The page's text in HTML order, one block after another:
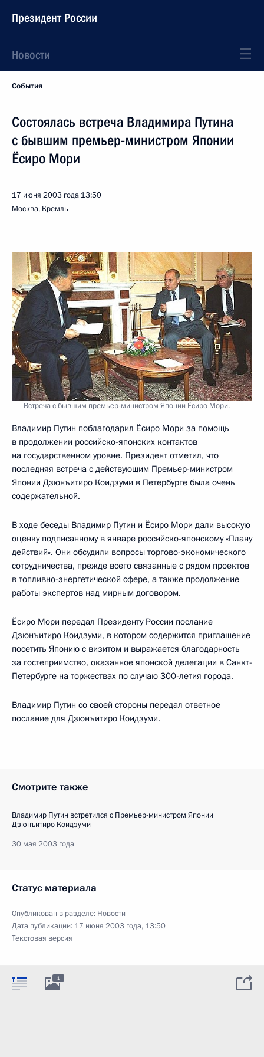
Президент России
Новости
События
Состоялась встреча Владимира Путина
с бывшим премьер-министром Японии
Ёсиро Мори
17 июня 2003 года 13:50
Москва, Кремль
Встреча с бывшим премьер-министром Японии Ёсиро Мори.
Владимир Путин поблагодарил Ёсиро Мори за помощь
в продолжении российско-японских контактов
на государственном уровне. Президент отметил, что
последняя встреча с действующим Премьер-министром
Японии Дзюнъитиро Коидзуми в Петербурге была очень
содержательной.
В ходе беседы Владимир Путин и Ёсиро Мори дали высокую
оценку подписанному в январе российско-японскому «Плану
действий». Они обсудили вопросы торгово-экономического
сотрудничества, прежде всего связанные с рядом проектов
в топливно-энергетической сфере, а также продолжение
работы экспертов над мирным договором.
Ёсиро Мори передал Президенту России послание
Дзюнъитиро Коидзуми, в котором содержится приглашение
посетить Японию с визитом и выражается благодарность
за гостеприимство, оказанное японской делегации в Санкт-
Петербурге на торжествах по случаю 300-летия города.
Владимир Путин со своей стороны передал ответное
послание для Дзюнъитиро Коидзуми.
Смотрите также
Владимир Путин встретился с Премьер-министром Японии
Дзюнъитиро Коидзуми
30 мая 2003 года
Статус материала
Опубликован в разделе: Новости
Дата публикации: 17 июня 2003 года, 13:50
Текстовая версия
1